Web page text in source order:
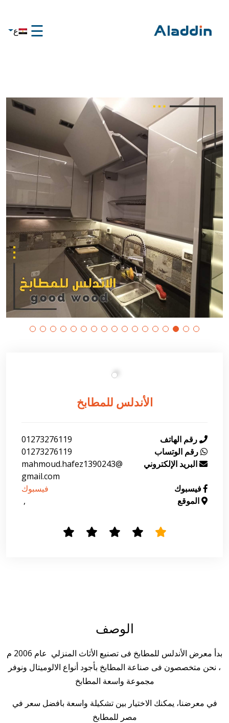
×
عن
علاء
الدين
تواصل
معنا
☰ ع
الأندلس للمطابخ
رقم الهاتف
01273276119
رقم الوتساب
01273276119
البريد الإلكتروني
mahmoud.hafez1390243@
gmail.com
فيسبوك
فيسبوك
الموقع
الوصف
بدأ معرض الأندلس للمطابخ فى تصنيع الأثاث المنزلي عام 2006 م
، نحن متخصصون فى صناعة المطابخ بأجود أنواع الالوميتال ونوفر
مجموعة واسعة المطابخ
في معرضنا، يمكنك الاختيار بين تشكيلة واسعة بافضل سعر في
مصر للمطابخ